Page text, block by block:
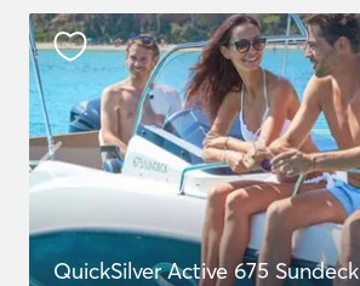
QuickSilver Active 675 Sundeck